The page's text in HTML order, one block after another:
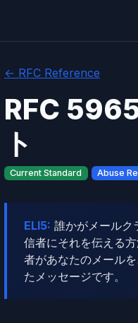
← RFC Reference
RFC
ト
Current Standard Abuse
ELI5: 誰かがメールク
信者にそれを伝える
者があなたのメール
たメッセージです。